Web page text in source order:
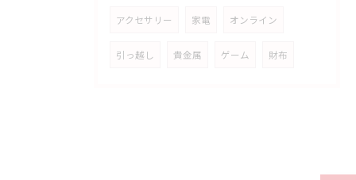
アクセサリー 家電 オンライン
引っ越し 貴金属 ゲーム 財布